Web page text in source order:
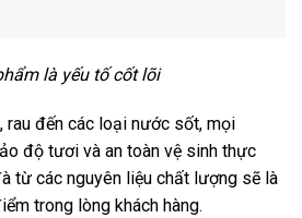
là yếu tố cốt lõi
rau đến các loại nước sốt, mọi
độ tươi và an toàn vệ sinh thực
từ các nguyên liệu chất lượng sẽ là
trong lòng khách hàng.